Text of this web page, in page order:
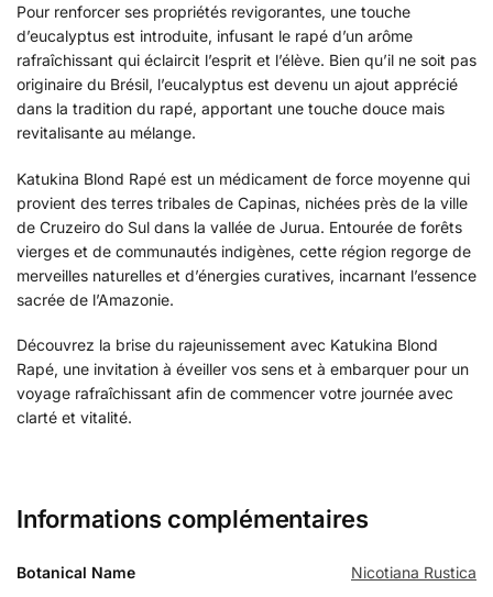
Pour renforcer ses propriétés revigorantes, une touche
d’eucalyptus est introduite, infusant le rapé d’un arôme
rafraîchissant qui éclaircit l’esprit et l’élève. Bien qu’il ne soit pas
originaire du Brésil, l’eucalyptus est devenu un ajout apprécié
dans la tradition du rapé, apportant une touche douce mais
revitalisante au mélange.
Katukina Blond Rapé est un médicament de force moyenne qui
provient des terres tribales de Capinas, nichées près de la ville
de Cruzeiro do Sul dans la vallée de Jurua. Entourée de forêts
vierges et de communautés indigènes, cette région regorge de
merveilles naturelles et d’énergies curatives, incarnant l’essence
sacrée de l’Amazonie.
Découvrez la brise du rajeunissement avec Katukina Blond
Rapé, une invitation à éveiller vos sens et à embarquer pour un
voyage rafraîchissant afin de commencer votre journée avec
clarté et vitalité.
Informations complémentaires
Botanical Name Nicotiana Rustica